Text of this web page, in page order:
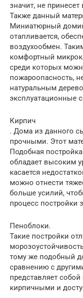
значит, не
Также данный
Миниатюрный
отапливается,
воздухообмен.
комфортный
среди которых
пожароопасность,
натуральным
эксплуатационные
Кирпич
. Дома из данного
прочными. Этот
Подобная
обладает высоким
касается
можно отнести
больше усилий,
процесс постройки
Пеноблоки.
Такие постройки
тому же подобный
сравнению с
представляет
кирпичными и